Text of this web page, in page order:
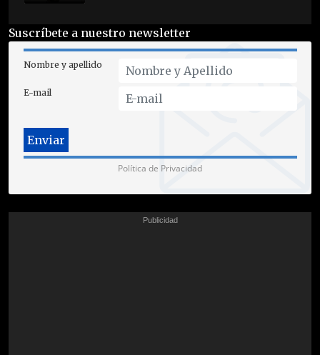
Suscríbete a nuestro newsletter
Nombre y apellido
E-mail
Política de Privacidad